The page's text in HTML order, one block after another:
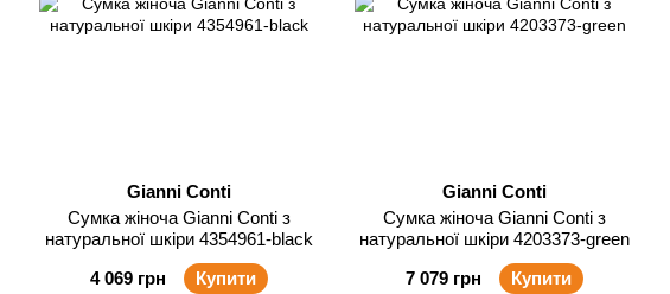
Gianni Conti
Сумка жіноча Gianni Conti з
натуральної шкіри 4354961-black
4 069 грн
Купити
Gianni Conti
Сумка жіноча Gianni Conti з
натуральної шкіри 4203373-green
7 079 грн
Купити